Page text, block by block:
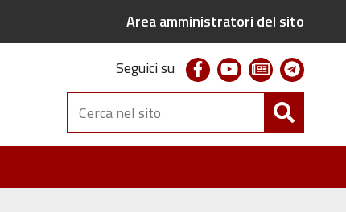
Area amministratori del sito
Seguici su facebookyoutubenewsletter
Cerca
nel
sito